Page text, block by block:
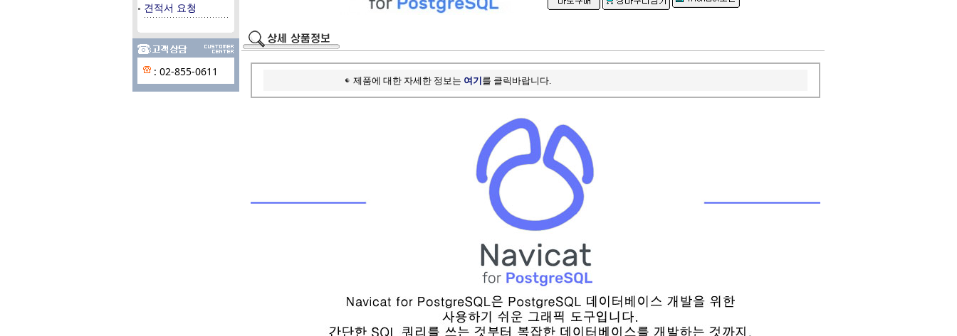
견적서 요청
: 02-855-0611
제품에 대한 자세한 정보는 여기 를 클릭바랍니다.